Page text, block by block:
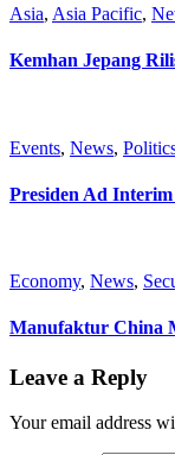
Asia, Asia Pacific,
Kemhan Jepang
Events, News,
Presiden Ad
Economy, News,
Manufaktur China
Leave a Reply
Your email address